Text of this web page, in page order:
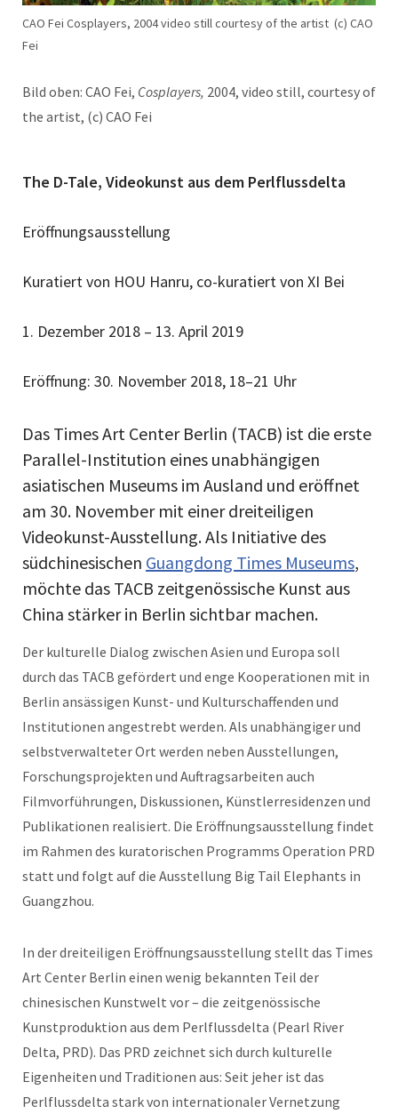
CAO Fei Cosplayers, 2004 video still courtesy of the artist (c) CAO
Fei
Bild oben: CAO Fei, Cosplayers, 2004, video still, courtesy of
the artist, (c) CAO Fei
The D-Tale, Videokunst aus dem Perlflussdelta
Eröffnungsausstellung
Kuratiert von HOU Hanru, co-kuratiert von XI Bei
1. Dezember 2018 – 13. April 2019
Eröffnung: 30. November 2018, 18–21 Uhr
Das Times Art Center Berlin (TACB) ist die erste
Parallel-Institution eines unabhängigen
asiatischen Museums im Ausland und eröffnet
am 30. November mit einer dreiteiligen
Videokunst-Ausstellung. Als Initiative des
südchinesischen Guangdong Times Museums,
möchte das TACB zeitgenössische Kunst aus
China stärker in Berlin sichtbar machen.
Der kulturelle Dialog zwischen Asien und Europa soll
durch das TACB gefördert und enge Kooperationen mit in
Berlin ansässigen Kunst- und Kulturschaffenden und
Institutionen angestrebt werden. Als unabhängiger und
selbstverwalteter Ort werden neben Ausstellungen,
Forschungsprojekten und Auftragsarbeiten auch
Filmvorführungen, Diskussionen, Künstlerresidenzen und
Publikationen realisiert. Die Eröffnungsausstellung findet
im Rahmen des kuratorischen Programms Operation PRD
statt und folgt auf die Ausstellung Big Tail Elephants in
Guangzhou.
In der dreiteiligen Eröffnungsausstellung stellt das Times
Art Center Berlin einen wenig bekannten Teil der
chinesischen Kunstwelt vor – die zeitgenössische
Kunstproduktion aus dem Perlflussdelta (Pearl River
Delta, PRD). Das PRD zeichnet sich durch kulturelle
Eigenheiten und Traditionen aus: Seit jeher ist das
Perlflussdelta stark von internationaler Vernetzung